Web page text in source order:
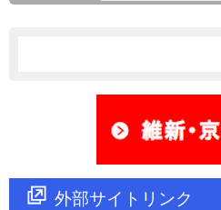
外部サイトリンク